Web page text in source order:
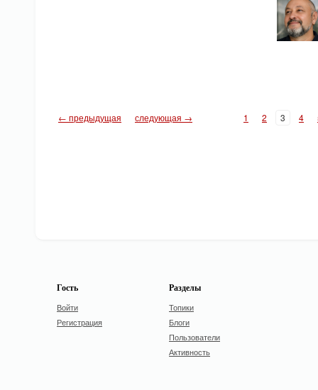
← предыдущая следующая → 1 2 3 4
Гость
Войти
Регистрация
Разделы
Топики
Блоги
Пользователи
Активность